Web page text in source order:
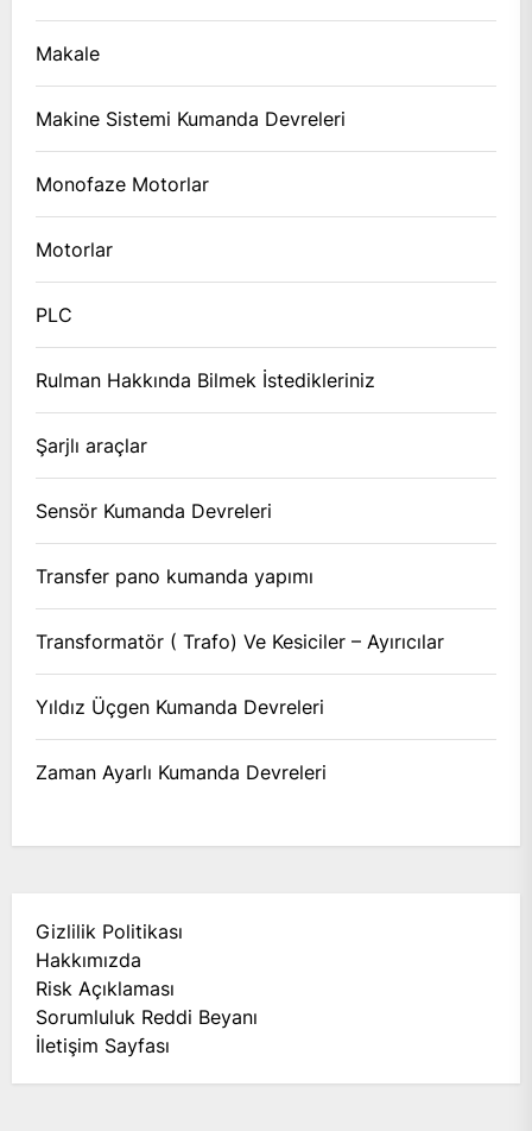
Makale
Makine Sistemi Kumanda Devreleri
Monofaze Motorlar
Motorlar
PLC
Rulman Hakkında Bilmek İstedikleriniz
Şarjlı araçlar
Sensör Kumanda Devreleri
Transfer pano kumanda yapımı
Transformatör ( Trafo) Ve Kesiciler – Ayırıcılar
Yıldız Üçgen Kumanda Devreleri
Zaman Ayarlı Kumanda Devreleri
Gizlilik Politikası
Hakkımızda
Risk Açıklaması
Sorumluluk Reddi Beyanı
İletişim Sayfası